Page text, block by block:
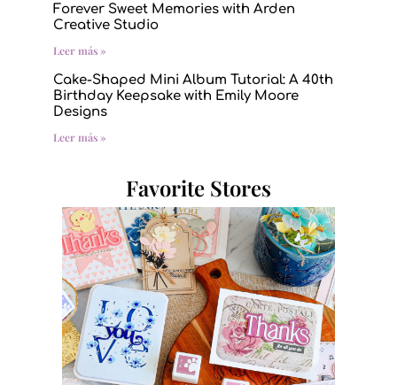
Forever Sweet Memories with Arden
Creative Studio
Leer más »
Cake-Shaped Mini Album Tutorial: A 40th
Birthday Keepsake with Emily Moore
Designs
Leer más »
Favorite Stores